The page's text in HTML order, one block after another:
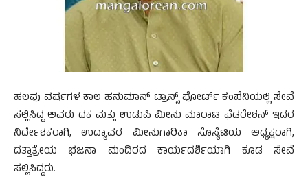
ಹಲವು ವರ್ಷಗಳ ಕಾಲ ಹನುಮಾನ್ ಟ್ರಾನ್ಸ್ ಪೋರ್ಟ್ ಕಂಪೆನಿಯಲ್ಲಿ ಸೇವೆ
ಸಲ್ಲಿಸಿದ್ದ ಅವರು ದಕ ಮತ್ತು ಉಡುಪಿ ಮೀನು ಮಾರಾಟ ಫೆಡರೇಶನ್ ಇದರ
ನಿರ್ದೇಶಕರಾಗಿ, ಉದ್ಯಾವರ ಮೀನುಗಾರಿಕಾ ಸೊಸೈಟಿಯ ಅಧ್ಯಕ್ಷರಾಗಿ,
ದತ್ತಾತ್ರೇಯ ಭಜನಾ ಮಂದಿರದ ಕಾರ್ಯದರ್ಶಿಯಾಗಿ ಕೂಡ ಸೇವೆ
ಸಲ್ಲಿಸಿದ್ದರು.